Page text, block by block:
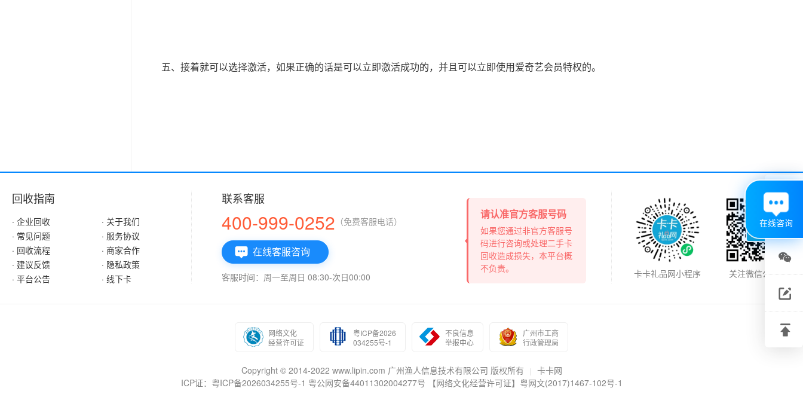
五、接着就可以选择激活，如果正确的话是可以立即激活成功的，并且可以立即使用爱奇艺会员特权的。
回收指南
· 企业回收
· 关于我们
· 常见问题
· 服务协议
· 回收流程
· 商家合作
· 建议反馈
· 隐私政策
· 平台公告
· 线下卡
联系客服
400-999-0252 （免费客服电话）
 在线客服咨询
客服时间：周一至周日 08:30-次日00:00
请认准官方客服号码
如果您通过非官方客服号
码进行咨询或处理二手卡
回收造成损失，本平台概
不负责。
卡卡礼品网小程序 关注微信公众号
网络文化
经营许可证
粤ICP备2026
034255号-1
不良信息
举报中心
广州市工商
行政管理局
Copyright © 2014-2022 www.lipin.com 广州渔人信息技术有限公司 版权所有
卡卡网
ICP证：粤ICP备2026034255号-1 粤公网安备44011302004277号 【网络文化经营许可证】粤网文(2017)1467-102号-1

在线咨询

关注
微信

建议
反馈
